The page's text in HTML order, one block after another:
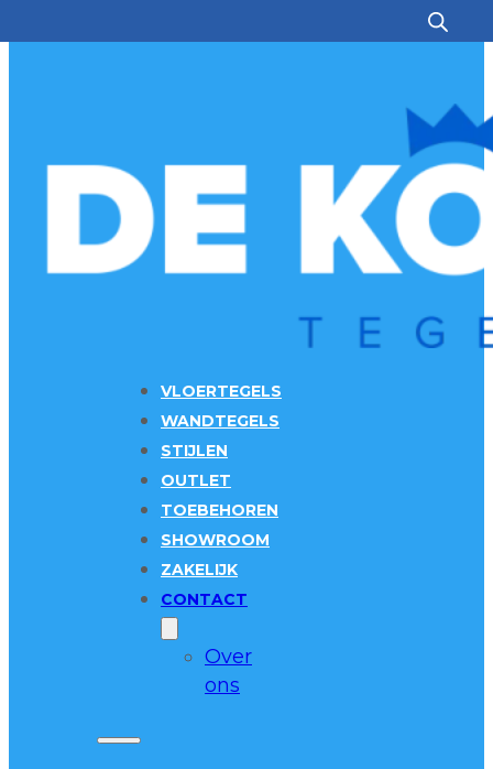
VLOERTEGELS
WANDTEGELS
STIJLEN
OUTLET
TOEBEHOREN
SHOWROOM
ZAKELIJK
CONTACT
Over
ons